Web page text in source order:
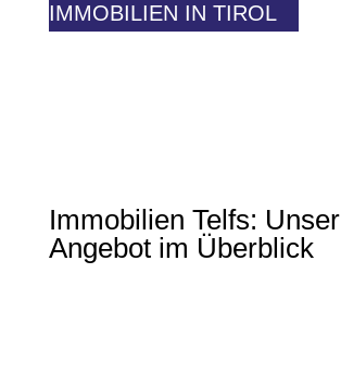
IMMOBILIEN IN TIROL
Immobilien Telfs: Unser
Angebot im Überblick